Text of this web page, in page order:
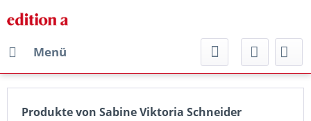
Menü
Produkte von Sabine Viktoria Schneider